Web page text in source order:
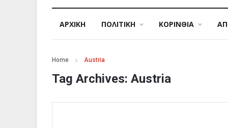
ΑΡΧΙΚΉ ΠΟΛΙΤΙΚΗ ΚΟΡΙΝΘΙΑ
Home Austria
Tag Archives: Austria